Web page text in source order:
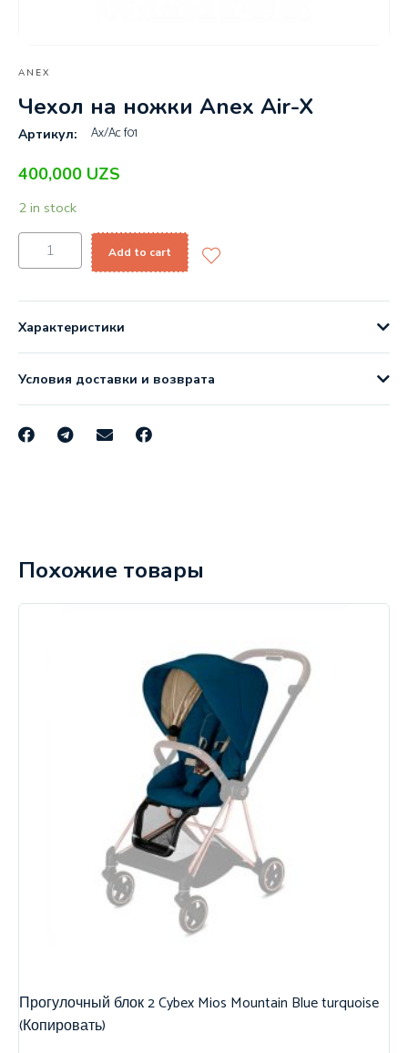
ANEX
Чехол на ножки Anex Air-X
Артикул: Ax/Ac f01
400,000 UZS
2 in stock
Add to cart
Характеристики
Условия доставки и возврата
Похожие товары
Прогулочный блок 2 Cybex Mios Mountain Blue turquoise
(Копировать)